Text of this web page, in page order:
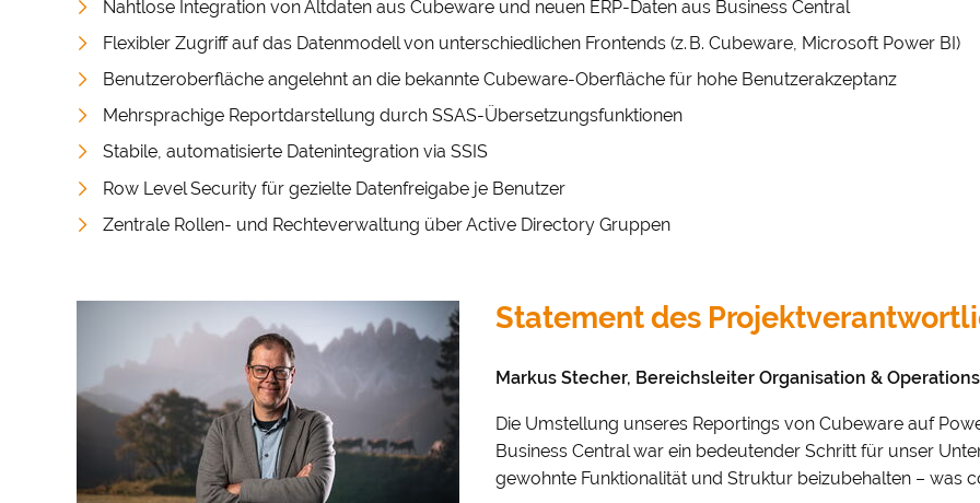
Nahtlose Integration von Altdaten aus Cubeware und neuen ERP-Daten aus Business Central
Flexibler Zugriff auf das Datenmodell von unterschiedlichen Frontends (z. B. Cubeware, Microsoft Power BI)
Benutzeroberfläche angelehnt an die bekannte Cubeware-Oberfläche für hohe Benutzerakzeptanz
Mehrsprachige Reportdarstellung durch SSAS-Übersetzungsfunktionen
Stabile, automatisierte Datenintegration via SSIS
Row Level Security für gezielte Datenfreigabe je Benutzer
Zentrale Rollen- und Rechteverwaltung über Active Directory Gruppen
Statement des
Markus Stecher, Bereichsleiter Organisation &
Die Umstellung unseres Reportings von Cubeware auf
Business Central war ein bedeutender Schritt für unser
gewohnte Funktionalität und Struktur beizubehalten – was